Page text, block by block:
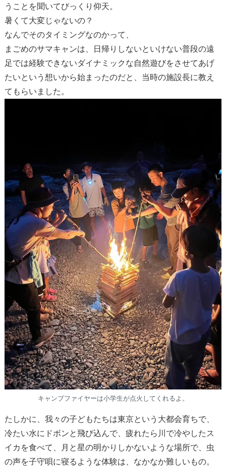
うことを聞いてびっくり仰天。
暑くて大変じゃないの？
なんでそのタイミングなのかって、
まごめのサマキャンは、日帰りしないといけない普段の遠
足では経験できないダイナミックな自然遊びをさせてあげ
たいという想いから始まったのだと、当時の施設長に教え
てもらいました。
キャンプファイヤーは小学生が点火してくれるよ。
たしかに、我々の子どもたちは東京という大都会育ちで、
冷たい水にドボンと飛び込んで、疲れたら川で冷やしたス
イカを食べて、月と星の明かりしかないような場所で、虫
の声を子守唄に寝るような体験は、なかなか難しいもの。